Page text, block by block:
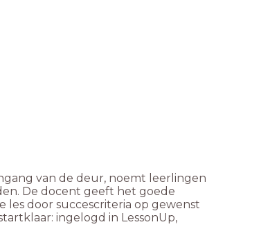
van de deur, noemt leerlingen
De docent geeft het goede
door succescriteria op gewenst
ingelogd in LessonUp,